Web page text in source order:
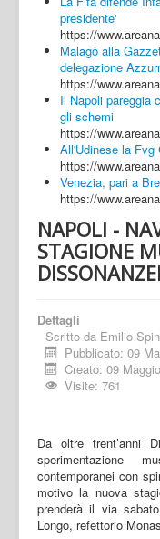
presidente'
https://
Malagò alla
delegazione
https://
Il Napoli pareggia
gli schemi
https://
All'Udinese la Fvg
https://
Venezia, pari a
https://
NAPOLI -
STAGIONE
Dettagli
Scritto da Emilio
Pubblicato: 09
Creato: 09
Visite: 761
Da oltre trent’anni
sperimentazione
contemporanei con
motivo la nuova
prenderà il via
Longo, refettorio